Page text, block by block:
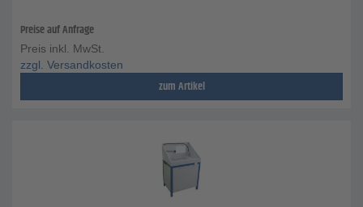
Preise auf Anfrage
Preis inkl. MwSt.
zzgl. Versandkosten
zum Artikel